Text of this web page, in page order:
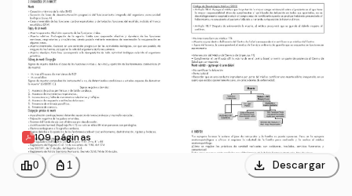
109 páginas
leaderboard0 personal_bag 1 download Descargar